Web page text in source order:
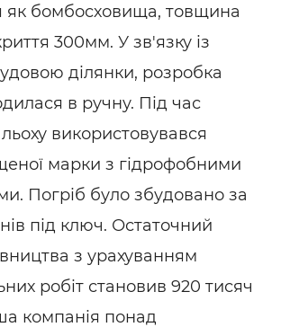
як бомбосховища, товщина
300мм. У зв'язку із
ділянки, розробка
в ручну. Під час
використовувався
марки з гідрофобними
Погріб було збудовано за
під ключ. Остаточний
з урахуванням
робіт становив 920 тисяч
компанія понад